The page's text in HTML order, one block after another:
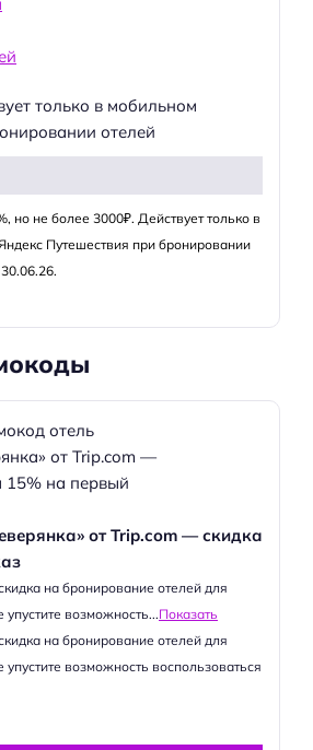
только в мобильном
отелей
но не более 3000₽. Действует только в
Путешествия при бронировании
от Trip.com — скидка
на бронирование отелей для
возможность...Показать
на бронирование отелей для
возможность воспользоваться